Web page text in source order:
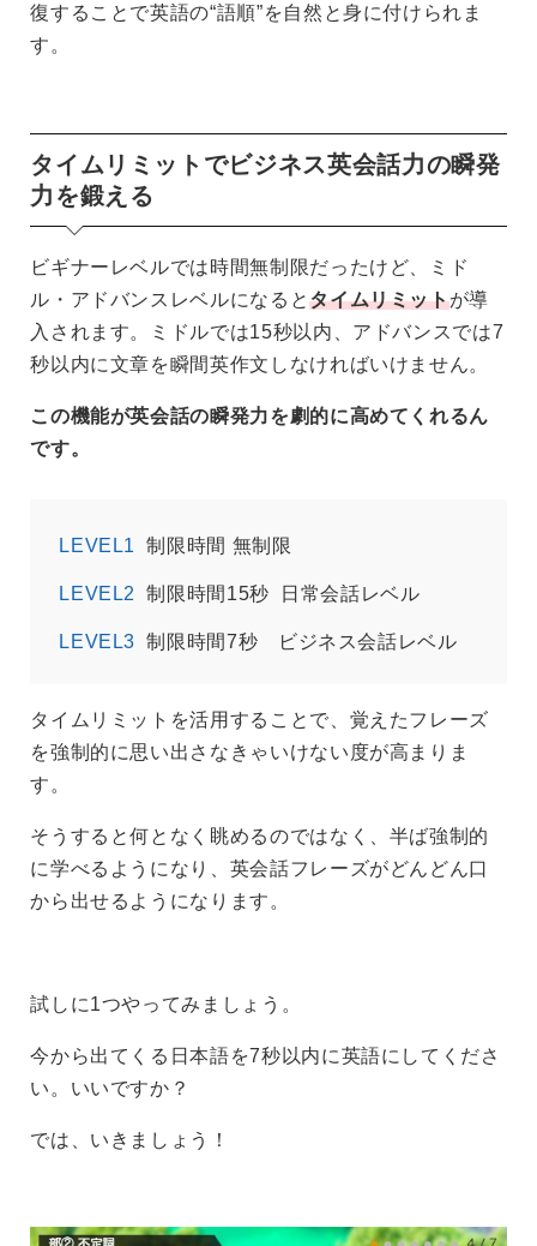
復することで英語の“語順”を自然と身に付けられま
す。
タイムリミットでビジネス英会話力の瞬発
力を鍛える
ビギナーレベルでは時間無制限だったけど、ミド
ル・アドバンスレベルになるとタイムリミットが導
入されます。ミドルでは15秒以内、アドバンスでは7
秒以内に文章を瞬間英作文しなければいけません。
この機能が英会話の瞬発力を劇的に高めてくれるん
です。
LEVEL1 制限時間 無制限
LEVEL2 制限時間15秒 日常会話レベル
LEVEL3 制限時間7秒 ビジネス会話レベル
タイムリミットを活用することで、覚えたフレーズ
を強制的に思い出さなきゃいけない度が高まりま
す。
そうすると何となく眺めるのではなく、半ば強制的
に学べるようになり、英会話フレーズがどんどん口
から出せるようになります。
試しに1つやってみましょう。
今から出てくる日本語を7秒以内に英語にしてくださ
い。いいですか？
では、いきましょう！